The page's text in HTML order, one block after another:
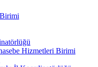
Hizmetleri Birimi